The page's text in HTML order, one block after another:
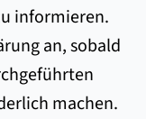
informieren.
an, sobald
machen.